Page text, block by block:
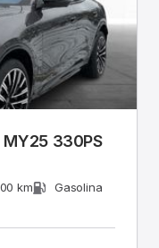
330PS
km
Gasolina